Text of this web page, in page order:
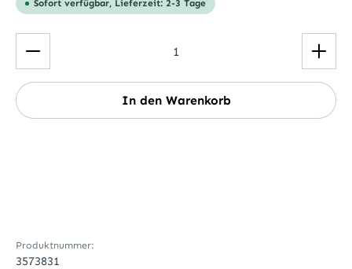
Sofort verfügbar, Lieferzeit: 2-3 Tage
Produkt Anzahl: Gib den gewünschten Wert ein
In den Warenkorb
Produktnummer:
3573831